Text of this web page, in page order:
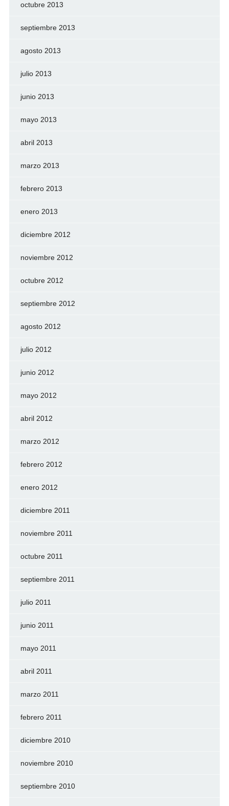
octubre 2013
septiembre 2013
agosto 2013
julio 2013
junio 2013
mayo 2013
abril 2013
marzo 2013
febrero 2013
enero 2013
diciembre 2012
noviembre 2012
octubre 2012
septiembre 2012
agosto 2012
julio 2012
junio 2012
mayo 2012
abril 2012
marzo 2012
febrero 2012
enero 2012
diciembre 2011
noviembre 2011
octubre 2011
septiembre 2011
julio 2011
junio 2011
mayo 2011
abril 2011
marzo 2011
febrero 2011
diciembre 2010
noviembre 2010
septiembre 2010